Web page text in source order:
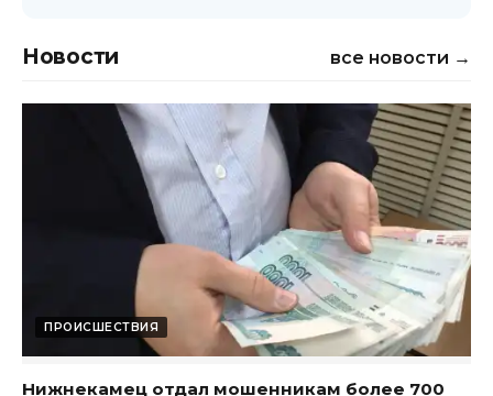
Новости все новости →
ПРОИСШЕСТВИЯ
Нижнекамец отдал мошенникам более 700